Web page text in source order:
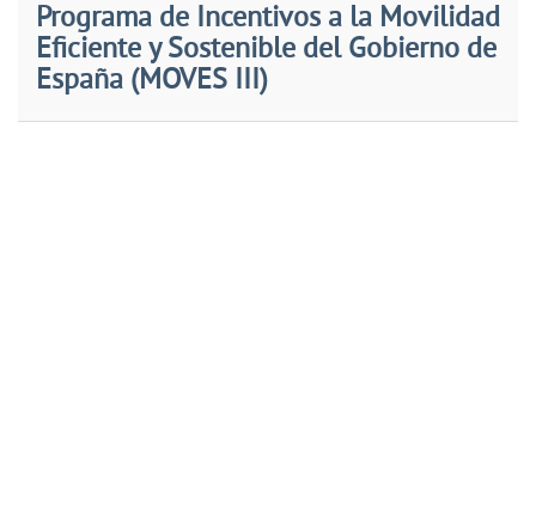
Programa de Incentivos a la Movilidad
Eficiente y Sostenible del Gobierno de
España (MOVES III)